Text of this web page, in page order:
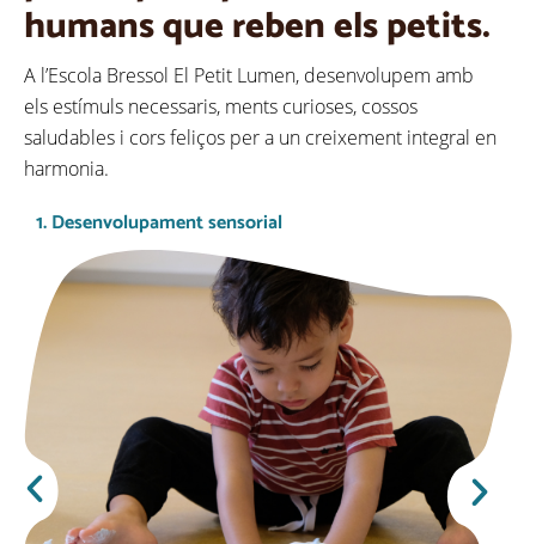
humans que reben els petits.
A l’Escola Bressol El Petit Lumen, desenvolupem amb
els estímuls necessaris, ments curioses, cossos
saludables i cors feliços per a un creixement integral en
harmonia.
1. Desenvolupament sensorial